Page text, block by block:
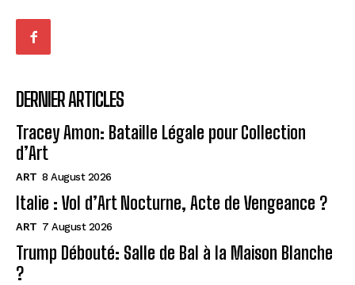
DERNIER ARTICLES
Tracey Amon: Bataille Légale pour Collection
d’Art
ART 8 August 2026
Italie : Vol d’Art Nocturne, Acte de Vengeance ?
ART 7 August 2026
Trump Débouté: Salle de Bal à la Maison Blanche
?